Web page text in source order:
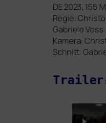
DE2023, 155
Regie:
Gabriele Voss
Kamera:
Schnitt:
Trailer :